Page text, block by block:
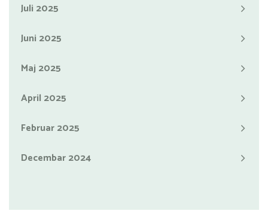
Juli 2025
Juni 2025
Maj 2025
April 2025
Februar 2025
Decembar 2024